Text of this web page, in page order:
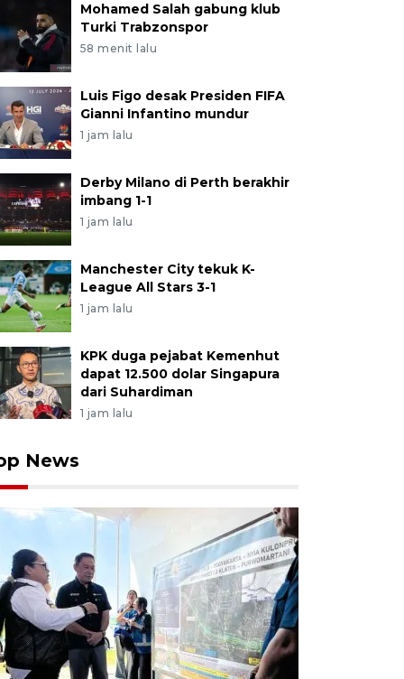
Mohamed Salah gabung klub
Turki Trabzonspor
58 menit lalu
Luis Figo desak Presiden FIFA
Gianni Infantino mundur
1 jam lalu
Derby Milano di Perth berakhir
imbang 1-1
1 jam lalu
Manchester City tekuk K-
League All Stars 3-1
1 jam lalu
KPK duga pejabat Kemenhut
dapat 12.500 dolar Singapura
dari Suhardiman
1 jam lalu
News